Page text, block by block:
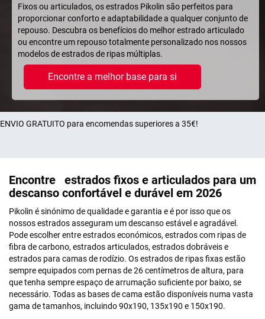
Fixos ou articulados, os estrados Pikolin são perfeitos para
proporcionar conforto e adaptabilidade a qualquer conjunto de
repouso. Descubra os benefícios do melhor estrado articulado
ou encontre um repouso totalmente personalizado nos nossos
modelos de estrados de ripas múltiplas.
Encontre a melhor base para si
ENVIO GRATUITO para encomendas superiores a 35€!
Encontre estrados fixos e articulados para um
descanso confortável e durável em 2026
Pikolin é sinónimo de qualidade e garantia e é por isso que os
nossos estrados asseguram um descanso estável e agradável.
Pode escolher entre estrados económicos, estrados com ripas de
fibra de carbono, estrados articulados, estrados dobráveis e
estrados para camas de rodízio. Os estrados de ripas fixas estão
sempre equipados com pernas de 26 centímetros de altura, para
que tenha sempre espaço de arrumação suficiente por baixo, se
necessário. Todas as bases de cama estão disponíveis numa vasta
gama de tamanhos, incluindo 90x190, 135x190 e 150x190.